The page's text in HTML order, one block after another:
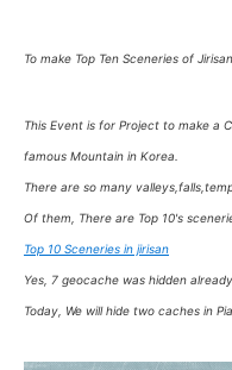
To make Top Ten Sceneries of
This Event is for Project to make a
famous Mountain in Korea.
There are so many
Of them, There are Top 10's
Top 10 Sceneries in jirisan
Yes, 7 geocache was hidden already.
Today, We will hide two caches in